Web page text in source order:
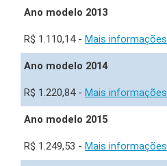
Ano modelo 2013
R$ 1.110,14 - Mais informações
Ano modelo 2014
R$ 1.220,84 - Mais informações
Ano modelo 2015
R$ 1.249,53 - Mais informações